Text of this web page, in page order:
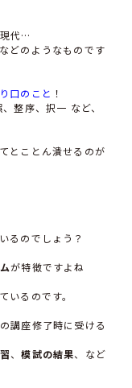
代…
どのようなものです
口のこと ！
整序、択一 など、
とことん潰せるのが
るのでしょう？
が特徴ですよね
いるのです。
講座修了時に受ける
、模試の結果、など